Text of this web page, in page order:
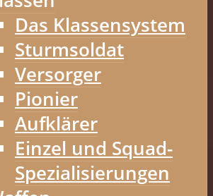
Das Klassensystem
Sturmsoldat
Versorger
Pionier
Aufklärer
Einzel und Squad-
Spezialisierungen